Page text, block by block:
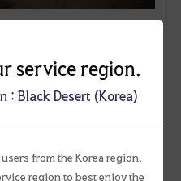
service region.
: Black Desert (Korea)
from the Korea region.
region to best enjoy the